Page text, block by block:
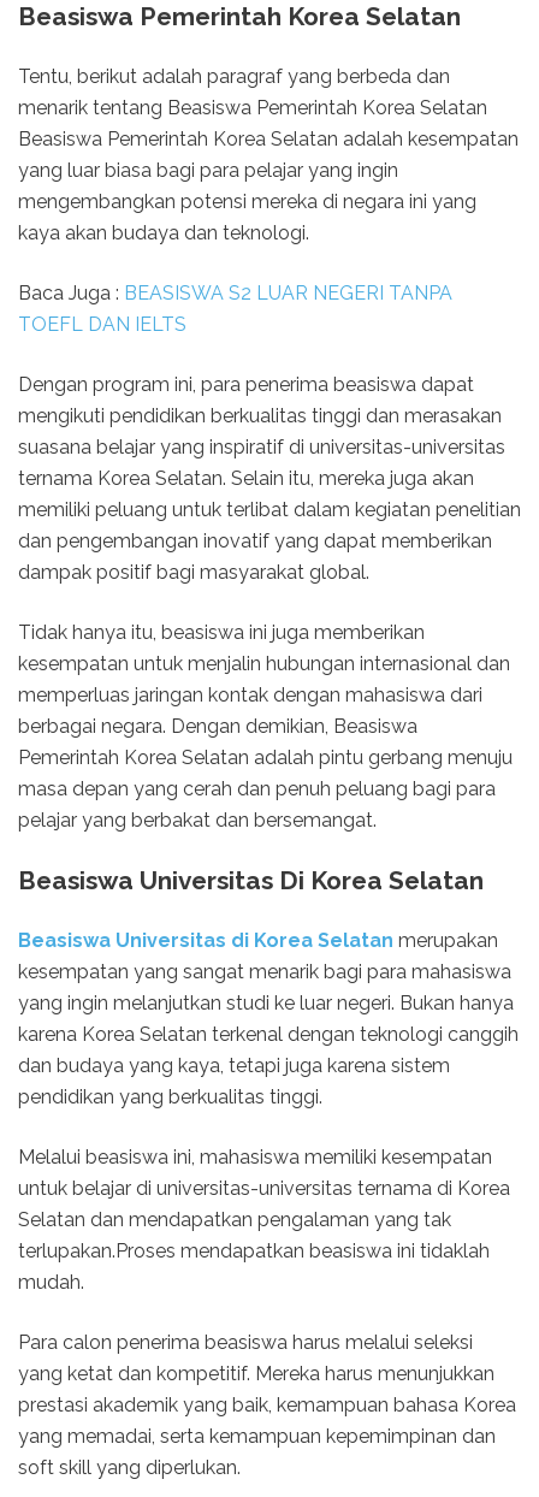
Beasiswa Pemerintah Korea Selatan
Tentu, berikut adalah paragraf yang berbeda dan
menarik tentang Beasiswa Pemerintah Korea Selatan
Beasiswa Pemerintah Korea Selatan adalah kesempatan
yang luar biasa bagi para pelajar yang ingin
mengembangkan potensi mereka di negara ini yang
kaya akan budaya dan teknologi.
Baca Juga : BEASISWA S2 LUAR NEGERI TANPA
TOEFL DAN IELTS
Dengan program ini, para penerima beasiswa dapat
mengikuti pendidikan berkualitas tinggi dan merasakan
suasana belajar yang inspiratif di universitas-universitas
ternama Korea Selatan. Selain itu, mereka juga akan
memiliki peluang untuk terlibat dalam kegiatan penelitian
dan pengembangan inovatif yang dapat memberikan
dampak positif bagi masyarakat global.
Tidak hanya itu, beasiswa ini juga memberikan
kesempatan untuk menjalin hubungan internasional dan
memperluas jaringan kontak dengan mahasiswa dari
berbagai negara. Dengan demikian, Beasiswa
Pemerintah Korea Selatan adalah pintu gerbang menuju
masa depan yang cerah dan penuh peluang bagi para
pelajar yang berbakat dan bersemangat.
Beasiswa Universitas Di Korea Selatan
Beasiswa Universitas di Korea Selatan merupakan
kesempatan yang sangat menarik bagi para mahasiswa
yang ingin melanjutkan studi ke luar negeri. Bukan hanya
karena Korea Selatan terkenal dengan teknologi canggih
dan budaya yang kaya, tetapi juga karena sistem
pendidikan yang berkualitas tinggi.
Melalui beasiswa ini, mahasiswa memiliki kesempatan
untuk belajar di universitas-universitas ternama di Korea
Selatan dan mendapatkan pengalaman yang tak
terlupakan.Proses mendapatkan beasiswa ini tidaklah
mudah.
Para calon penerima beasiswa harus melalui seleksi
yang ketat dan kompetitif. Mereka harus menunjukkan
prestasi akademik yang baik, kemampuan bahasa Korea
yang memadai, serta kemampuan kepemimpinan dan
soft skill yang diperlukan.